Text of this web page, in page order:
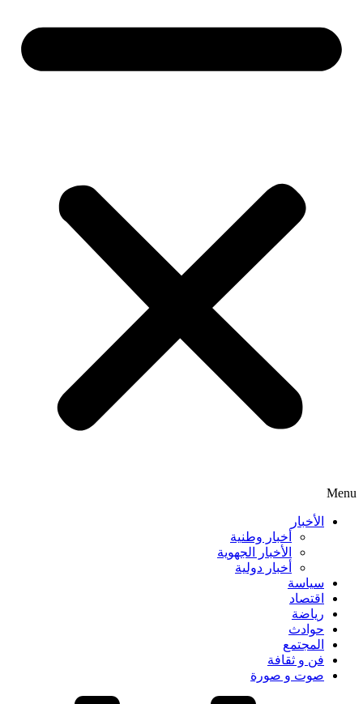
Menu
الأخبار
أخبار وطنية
الأخبار الجهوية
أخبار دولية
سياسة
اقتصاد
رياضة
حوادث
المجتمع
فن و ثقافة
صوت و صورة